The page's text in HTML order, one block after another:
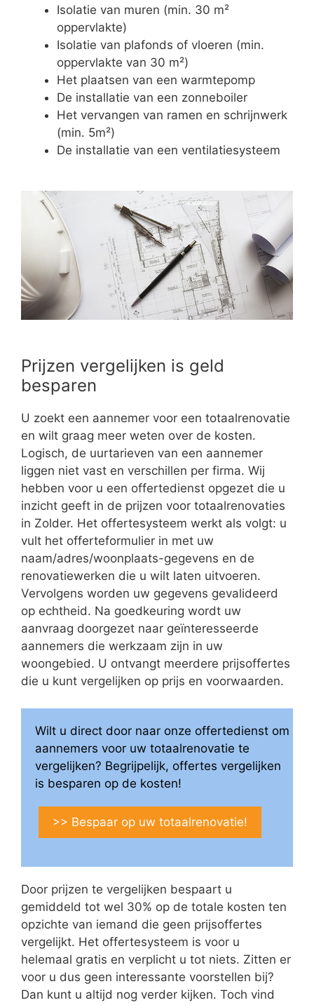
Isolatie van muren (min. 30 m²
oppervlakte)
Isolatie van plafonds of vloeren (min.
oppervlakte van 30 m²)
Het plaatsen van een warmtepomp
De installatie van een zonneboiler
Het vervangen van ramen en schrijnwerk
(min. 5m²)
De installatie van een ventilatiesysteem
Prijzen vergelijken is geld
besparen
U zoekt een aannemer voor een totaalrenovatie
en wilt graag meer weten over de kosten.
Logisch, de uurtarieven van een aannemer
liggen niet vast en verschillen per firma. Wij
hebben voor u een offertedienst opgezet die u
inzicht geeft in de prijzen voor totaalrenovaties
in Zolder. Het offertesysteem werkt als volgt: u
vult het offerteformulier in met uw
naam/adres/woonplaats-gegevens en de
renovatiewerken die u wilt laten uitvoeren.
Vervolgens worden uw gegevens gevalideerd
op echtheid. Na goedkeuring wordt uw
aanvraag doorgezet naar geïnteresseerde
aannemers die werkzaam zijn in uw
woongebied. U ontvangt meerdere prijsoffertes
die u kunt vergelijken op prijs en voorwaarden.
Wilt u direct door naar onze offertedienst om
aannemers voor uw totaalrenovatie te
vergelijken? Begrijpelijk, offertes vergelijken
is besparen op de kosten!
>> Bespaar op uw totaalrenovatie!
Door prijzen te vergelijken bespaart u
gemiddeld tot wel 30% op de totale kosten ten
opzichte van iemand die geen prijsoffertes
vergelijkt. Het offertesysteem is voor u
helemaal gratis en verplicht u tot niets. Zitten er
voor u dus geen interessante voorstellen bij?
Dan kunt u altijd nog verder kijken. Toch vind